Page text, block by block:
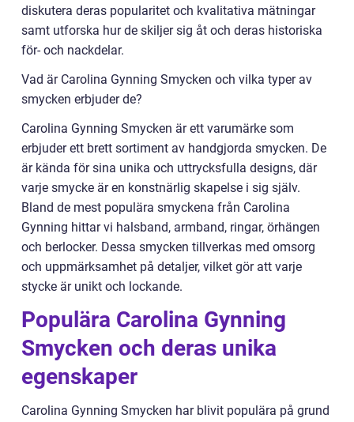
diskutera deras popularitet och kvalitativa mätningar
samt utforska hur de skiljer sig åt och deras historiska
för- och nackdelar.
Vad är Carolina Gynning Smycken och vilka typer av
smycken erbjuder de?
Carolina Gynning Smycken är ett varumärke som
erbjuder ett brett sortiment av handgjorda smycken. De
är kända för sina unika och uttrycksfulla designs, där
varje smycke är en konstnärlig skapelse i sig själv.
Bland de mest populära smyckena från Carolina
Gynning hittar vi halsband, armband, ringar, örhängen
och berlocker. Dessa smycken tillverkas med omsorg
och uppmärksamhet på detaljer, vilket gör att varje
stycke är unikt och lockande.
Populära Carolina Gynning
Smycken och deras unika
egenskaper
Carolina Gynning Smycken har blivit populära på grund